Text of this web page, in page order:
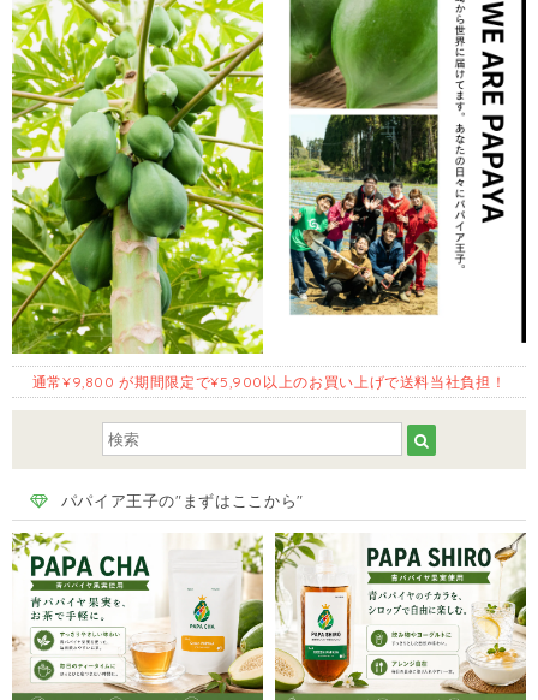
通常¥9,800 が期間限定で¥5,900以上のお買い上げで送料当社負担！
パパイア王子の"まずはここから"